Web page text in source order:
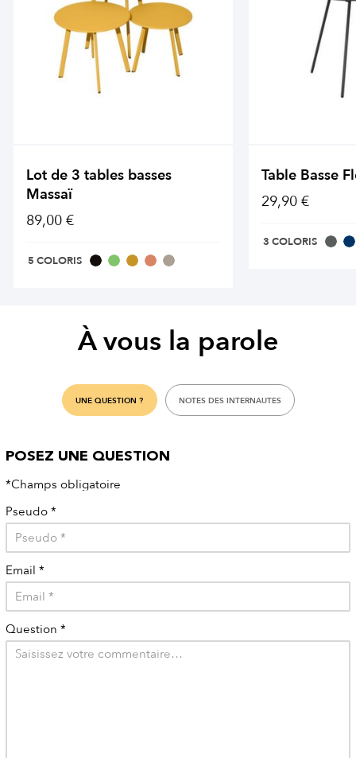
Lot de 3 tables basses
Massaï
89,00 €
5 COLORIS
Table Basse
29,90 €
3 COLORIS
À vous la parole
UNE QUESTION ? NOTES DES INTERNAUTES
POSEZ UNE QUESTION
*Champs obligatoire
Pseudo *
Email *
Question *